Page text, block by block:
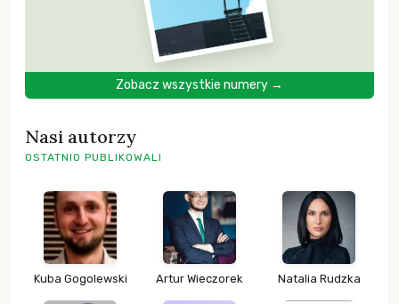
Zobacz wszystkie numery →
Nasi autorzy
OSTATNIO PUBLIKOWALI
Kuba Gogolewski Artur Wieczorek Natalia Rudzka